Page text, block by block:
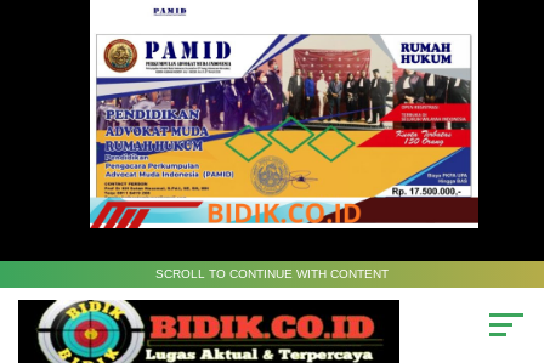
SCROLL TO CONTINUE WITH CONTENT